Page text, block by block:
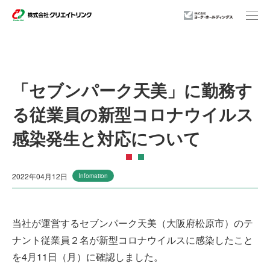
事業紹介
企業情報
店舗一覧
サステナビリティ
「セブンパーク天美」に勤務す
る従業員の新型コロナウイルス
感染発生と対応について
2022年04月12日 Infomation
当社が運営するセブンパーク天美（大阪府松原市）のテ
ナント従業員２名が新型コロナウイルスに感染したこと
を4月11日（月）に確認しました。